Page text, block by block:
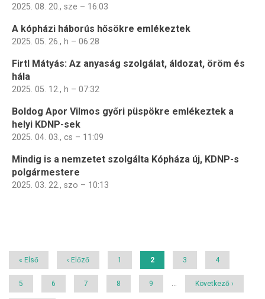
2025. 08. 20., sze – 16:03
A kópházi háborús hősökre emlékeztek
2025. 05. 26., h – 06:28
Firtl Mátyás: Az anyaság szolgálat, áldozat, öröm és
hála
2025. 05. 12., h – 07:32
Boldog Apor Vilmos győri püspökre emlékeztek a
helyi KDNP-sek
2025. 04. 03., cs – 11:09
Mindig is a nemzetet szolgálta Kópháza új, KDNP-s
polgármestere
2025. 03. 22., szo – 10:13
Első
« Első
Előző
‹ Előző Page
1
Jelenlegi
2 Page
3 Page
4
Page
5 Page
6 Page
7 Page
8 Page
9
Következő
Következő ›